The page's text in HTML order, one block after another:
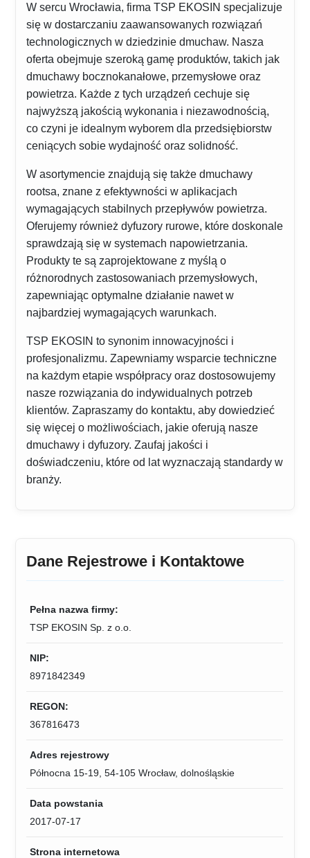
W sercu Wrocławia, firma TSP EKOSIN specjalizuje
się w dostarczaniu zaawansowanych rozwiązań
technologicznych w dziedzinie dmuchaw. Nasza
oferta obejmuje szeroką gamę produktów, takich jak
dmuchawy bocznokanałowe, przemysłowe oraz
powietrza. Każde z tych urządzeń cechuje się
najwyższą jakością wykonania i niezawodnością,
co czyni je idealnym wyborem dla przedsiębiorstw
ceniących sobie wydajność oraz solidność.
W asortymencie znajdują się także dmuchawy
rootsa, znane z efektywności w aplikacjach
wymagających stabilnych przepływów powietrza.
Oferujemy również dyfuzory rurowe, które doskonale
sprawdzają się w systemach napowietrzania.
Produkty te są zaprojektowane z myślą o
różnorodnych zastosowaniach przemysłowych,
zapewniając optymalne działanie nawet w
najbardziej wymagających warunkach.
TSP EKOSIN to synonim innowacyjności i
profesjonalizmu. Zapewniamy wsparcie techniczne
na każdym etapie współpracy oraz dostosowujemy
nasze rozwiązania do indywidualnych potrzeb
klientów. Zapraszamy do kontaktu, aby dowiedzieć
się więcej o możliwościach, jakie oferują nasze
dmuchawy i dyfuzory. Zaufaj jakości i
doświadczeniu, które od lat wyznaczają standardy w
branży.
Dane Rejestrowe i Kontaktowe
Pełna nazwa firmy:
TSP EKOSIN Sp. z o.o.
NIP:
8971842349
REGON:
367816473
Adres rejestrowy
Północna 15-19, 54-105 Wrocław, dolnośląskie
Data powstania
2017-07-17
Strona internetowa